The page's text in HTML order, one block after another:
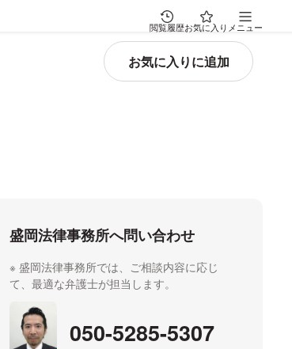
閲覧履歴お気に入り メニュー
盛岡法律事務所へ問い合わせ
盛岡法律事務所では、ご相談内容に応じ
て、最適な弁護士が担当します。
050-5285-5307